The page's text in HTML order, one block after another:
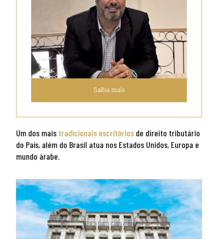
Saiba mais
Um dos mais tradicionais escritórios de direito tributário
do País, além do Brasil atua nos Estados Unidos, Europa e
mundo árabe.